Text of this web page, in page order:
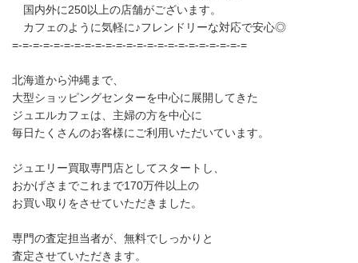
国内外に250以上の店舗がございます。
カフェのように気軽に♪フレンドリーな対応で安心◎
=-=-=-=-=-=-=-=-=-=-=-=-=-=-=-=-=-=-=-=-=-=-=
北海道から沖縄まで、
大型ショッピングセンターを中心に展開してきた
ジュエルカフェは、主婦の方を中心に
毎日たくさんのお客様にご利用いただいています。
ジュエリー買取専門店としてスタートし、
おかげさまでこれまで170万件以上の
お買い取りをさせていただきました。
専門の査定担当者が、無料でしっかりと
査定させていただきます。